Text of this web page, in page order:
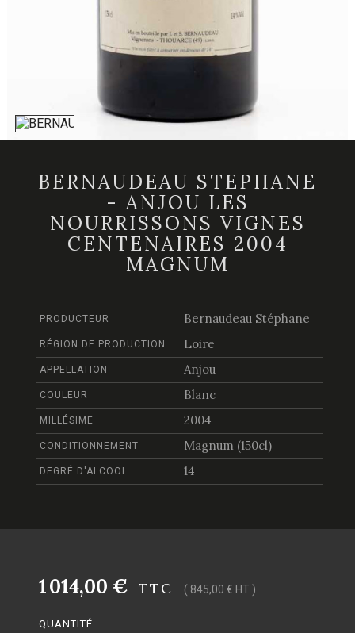
BERNAUDEAU STEPHANE
- ANJOU LES
NOURRISSONS VIGNES
CENTENAIRES 2004
MAGNUM
PRODUCTEUR Bernaudeau Stéphane
RÉGION DE PRODUCTION Loire
APPELLATION Anjou
COULEUR Blanc
MILLÉSIME 2004
CONDITIONNEMENT Magnum (150cl)
DEGRÉ D'ALCOOL 14
1 014,00 € TTC ( 845,00 € HT )
QUANTITÉ